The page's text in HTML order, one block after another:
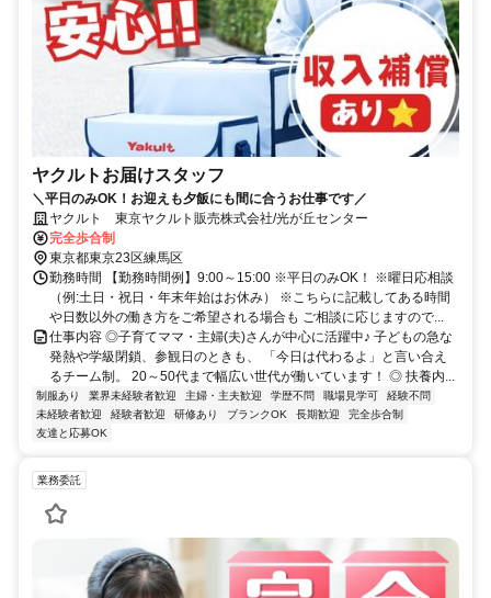
ヤクルトお届けスタッフ
＼平日のみOK！お迎えも夕飯にも間に合うお仕事です／
ヤクルト 東京ヤクルト販売株式会社/光が丘センター
完全歩合制
東京都東京23区練馬区
勤務時間 【勤務時間例】9:00～15:00 ※平日のみOK！ ※曜日応相談
（例:土日・祝日・年末年始はお休み） ※こちらに記載してある時間
や日数以外の働き方をご希望される場合も ご相談に応じますので...
仕事内容 ◎子育てママ・主婦(夫)さんが中心に活躍中♪ 子どもの急な
発熱や学級閉鎖、参観日のときも、 「今日は代わるよ」と言い合え
るチーム制。 20～50代まで幅広い世代が働いています！ ◎ 扶養内...
制服あり 業界未経験者歓迎 主婦・主夫歓迎 学歴不問 職場見学可
経験不問
未経験者歓迎
経験者歓迎 研修あり ブランクOK 長期歓迎
完全歩合制
友達と応募OK
業務委託